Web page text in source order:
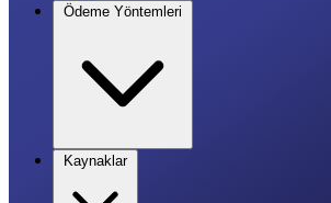
Ödeme Yöntemleri
Kaynaklar